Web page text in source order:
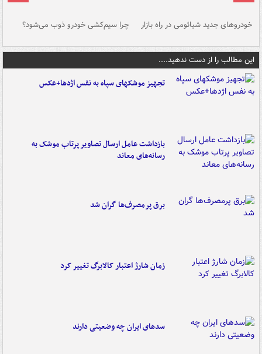
خودروهای جدید شیائومی در راه بازار چرا سیم‌کشی خودرو ذوب می‌شود؟
این مطالب را از دست ندهید....
تجهیز موشکهای سپاه به نفس اژدها+عکس
بازداشت عامل ارسال تصاویر پرتاب موشک به
رسانه‌های معاند
برق پرمصرف‌ها گران شد
زمان شارژ اعتبار کالابرگ تغییر کرد
سدهای ایران چه وضعیتی دارند